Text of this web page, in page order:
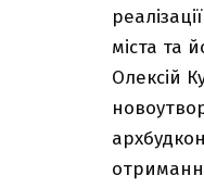
міста та
Олексій